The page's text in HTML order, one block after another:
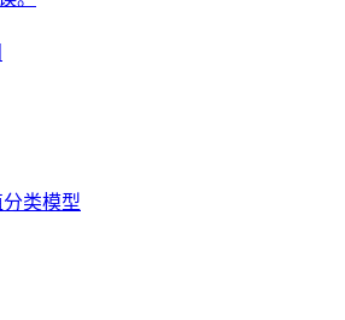
分类模型